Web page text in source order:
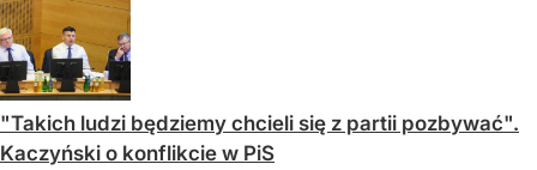
"Takich ludzi będziemy chcieli się z partii pozbywać".
Kaczyński o konflikcie w PiS